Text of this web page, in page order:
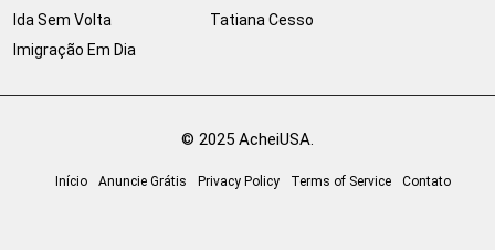
Ida Sem Volta
Imigração Em Dia
Tatiana Cesso
© 2025 AcheiUSA.
Início Anuncie Grátis Privacy Policy Terms of Service Contato